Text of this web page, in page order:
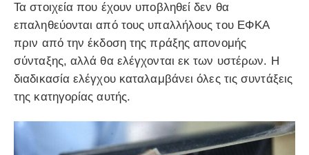
Τα στοιχεία που έχουν υποβληθεί δεν θα
επαληθεύονται από τους υπαλλήλους του ΕΦΚΑ
πριν από την έκδοση της πράξης απονομής
σύνταξης, αλλά θα ελέγχονται εκ των υστέρων. Η
διαδικασία ελέγχου καταλαμβάνει όλες τις συντάξεις
της κατηγορίας αυτής.